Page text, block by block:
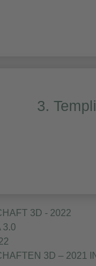
3.
3D - 2022
3.0
3D – 2021